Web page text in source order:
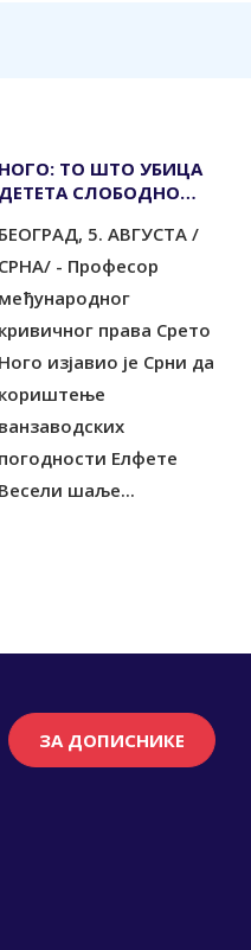
НОГО: ТО ШТО УБИЦА
ДЕТЕТА СЛОБОДНО
ПРАВОСУЂЕ У БиХ
РУГЛО
БЕОГРАД, 5. АВГУСТА /
СРНА/ - Професор
међународног
кривичног права Срето
Ного изјавио је Срни да
кориштење
ванзаводских
погодности Елфете
Весели шаље...
ЗА ДОПИСНИКЕ